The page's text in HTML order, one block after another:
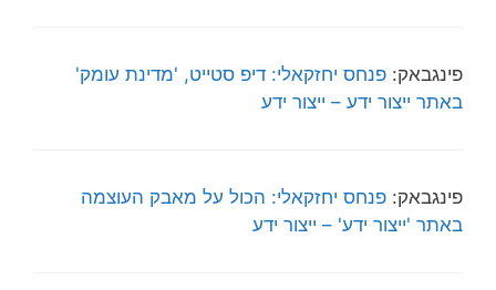
פינגבאק: פנחס יחזקאלי: דיפ סטייט, 'מדינת עומק'
באתר ייצור ידע – ייצור ידע
פינגבאק: פנחס יחזקאלי: הכול על מאבק העוצמה
באתר 'ייצור ידע' – ייצור ידע